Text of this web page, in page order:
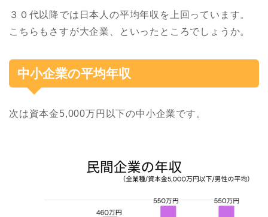
３０代以降では日本人の平均年収を上回っています。
こちらもさすが大企業、といったところでしょうか。
中小企業の平均年収
次は資本金5,000万円以下の中小企業です。